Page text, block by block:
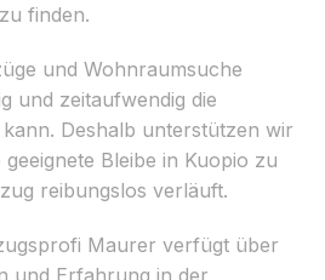
finden.
und Wohnraumsuche
und zeitaufwendig die
Deshalb unterstützen wir
Bleibe in Kuopio zu
reibungslos verläuft.
Maurer verfügt über
und Erfahrung in der